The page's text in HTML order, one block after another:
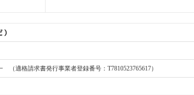
（適格請求書発行事業者登録番号：T7810523765617）